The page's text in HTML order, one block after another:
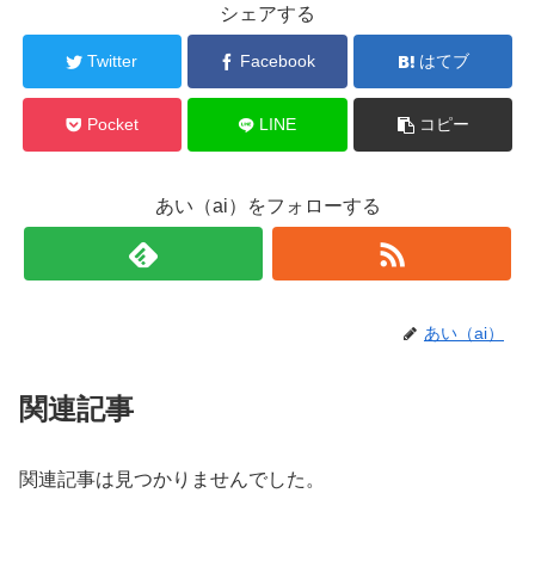
シェアする
Twitter Facebook はてブ
Pocket LINE コピー
あい（ai）をフォローする
あい（ai）
関連記事
関連記事は見つかりませんでした。